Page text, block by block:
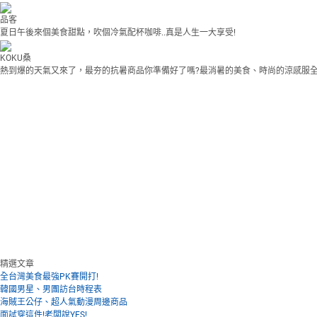
品客
夏日午後來個美食甜點，吹個冷氣配杯咖啡..真是人生一大享受!
KOKU桑
熱到爆的天氣又來了，最夯的抗暑商品你準備好了嗎?最消暑的美食、時尚的涼感服
精選文章
全台灣美食最強PK賽開打!
韓國男星、男團訪台時程表
海賊王公仔、超人氣動漫周邊商品
面試穿這件!老闆說YES!